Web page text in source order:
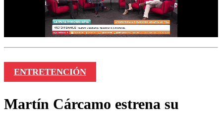
ENTRETENCIÓN
Martín Cárcamo estrena su